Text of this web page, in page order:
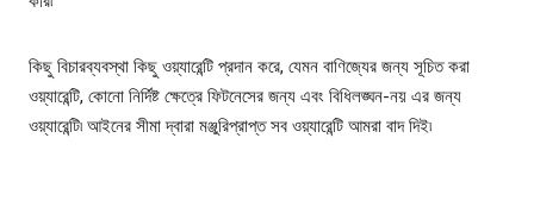
কিছু বিচারব্যবস্থা কিছু ওয়্যারেন্টি প্রদান করে, যেমন বাণিজ্যের জন্য সূচিত করা
ওয়্যারেন্টি, কোনো নির্দিষ্ট ক্ষেত্রে ফিটনেসের জন্য এবং বিধিলঙ্ঘন-নয় এর জন্য
ওয়্যারেন্টি৷ আইনের সীমা দ্বারা মঞ্জুরিপ্রাপ্ত সব ওয়্যারেন্টি আমরা বাদ দিই৷